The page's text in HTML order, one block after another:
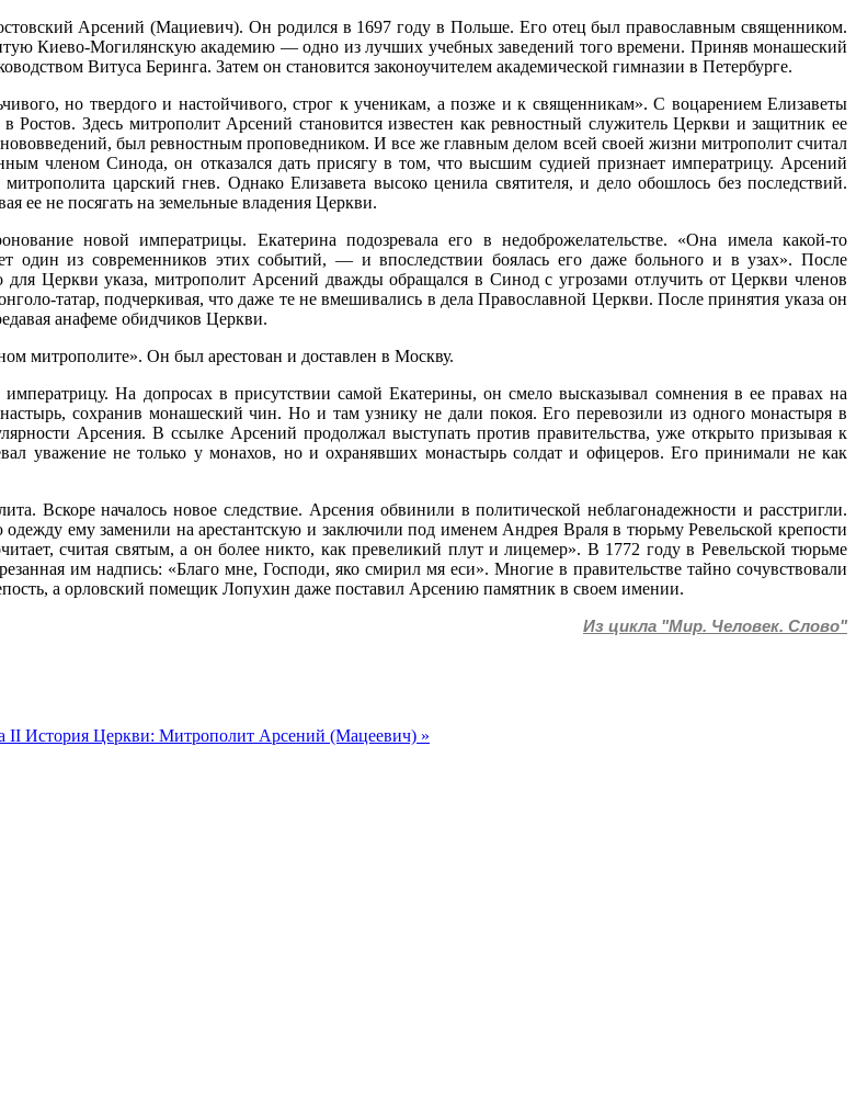
Арсений (Мациевич). Он родился в 1697 году в Польше. Его отец был православным священником.
Киево-Могилянскую академию — одно из лучших учебных заведений того времени. Приняв монашеский
Витуса Беринга. Затем он становится законоучителем академической гимназии в Петербурге.
но твердого и настойчивого, строг к ученикам, а позже и к священникам». С воцарением Елизаветы
Ростов. Здесь митрополит Арсений становится известен как ревностный служитель Церкви и защитник ее
был ревностным проповедником. И все же главным делом всей своей жизни митрополит считал
членом Синода, он отказался дать присягу в том, что высшим судией признает императрицу. Арсений
царский гнев. Однако Елизавета высоко ценила святителя, и дело обошлось без последствий.
ее не посягать на земельные владения Церкви.
новой императрицы. Екатерина подозревала его в недоброжелательстве. «Она имела какой-то
один из современников этих событий, — и впоследствии боялась его даже больного и в узах». После
для Церкви указа, митрополит Арсений дважды обращался в Синод с угрозами отлучить от Церкви членов
татар, подчеркивая, что даже те не вмешивались в дела Православной Церкви. После принятия указа он
анафеме обидчиков Церкви.
митрополите». Он был арестован и доставлен в Москву.
На допросах в присутствии самой Екатерины, он смело высказывал сомнения в ее правах на
сохранив монашеский чин. Но и там узнику не дали покоя. Его перевозили из одного монастыря в
Арсения. В ссылке Арсений продолжал выступать против правительства, уже открыто призывая к
уважение не только у монахов, но и охранявших монастырь солдат и офицеров. Его принимали не как
Вскоре началось новое следствие. Арсения обвинили в политической неблагонадежности и расстригли.
ему заменили на арестантскую и заключили под именем Андрея Враля в тюрьму Ревельской крепости
считая святым, а он более никто, как превеликий плут и лицемер». В 1772 году в Ревельской тюрьме
им надпись: «Благо мне, Господи, яко смирил мя еси». Многие в правительстве тайно сочувствовали
а орловский помещик Лопухин даже поставил Арсению памятник в своем имении.
Из цикла "Мир. Человек. Слово"
II История Церкви: Митрополит Арсений (Мацеевич) »